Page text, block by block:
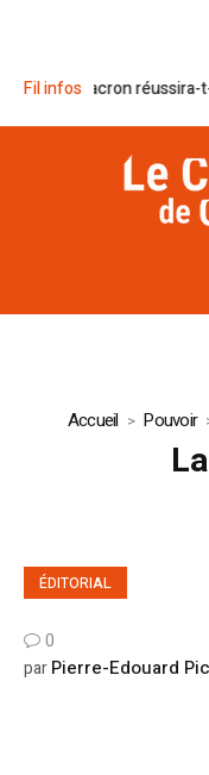
Fil infos
plan Macron réussira-t-il
Accueil Pouvoir
ÉDITORIAL
0
parPierre-Edouard